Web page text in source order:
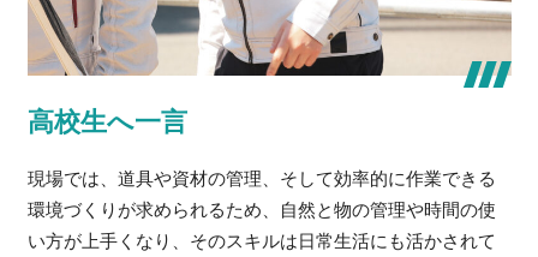
高校生へ一言
現場では、道具や資材の管理、そして効率的に作業できる
環境づくりが求められるため、自然と物の管理や時間の使
い方が上手くなり、そのスキルは日常生活にも活かされて